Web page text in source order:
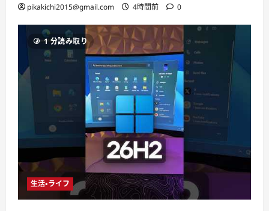
pikakichi2015@gmail.com 4時間前 0
1 分読み取り
生活・ライフ